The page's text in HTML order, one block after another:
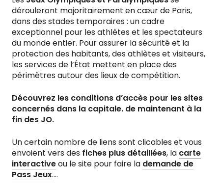
dérouleront majoritairement en cœur de Paris,
dans des stades temporaires : un cadre
exceptionnel pour les athlètes et les spectateurs
du monde entier. Pour assurer la sécurité et la
protection des habitants, des athlètes et visiteurs,
les services de l’État mettent en place des
périmètres autour des lieux de compétition.
Découvrez les conditions d’accès pour les sites
concernés dans la capitale. de maintenant à la
fin des JO.
Un certain nombre de liens sont clicables et vous
envoient vers des fiches plus détaillées, la carte
interactiveou le site pour faire la demande de
Pass Jeux….